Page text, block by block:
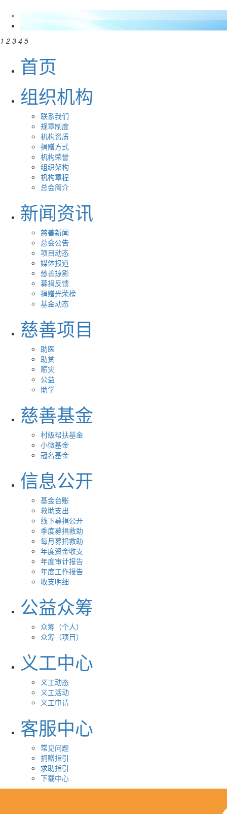
1 2 3 4 5
首页
组织机构
联系我们
规章制度
机构资质
捐赠方式
机构荣誉
组织架构
机构章程
总会简介
新闻资讯
慈善新闻
总会公告
项目动态
媒体报道
慈善掠影
募捐反馈
捐赠光荣榜
基金动态
慈善项目
助医
助贫
赈灾
公益
助学
慈善基金
村级帮扶基金
小微基金
冠名基金
信息公开
基金台账
救助支出
线下募捐公开
季度募捐救助
每月募捐救助
年度资金收支
年度审计报告
年度工作报告
收支明细
公益众筹
众筹（个人）
众筹（项目）
义工中心
义工动态
义工活动
义工申请
客服中心
常见问题
捐赠指引
求助指引
下载中心